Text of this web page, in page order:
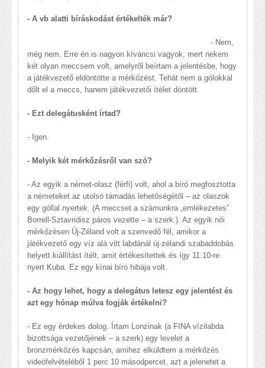
- A vb alatti bíráskodást értékelték már?
- Nem,
még nem. Erre én is nagyon kíváncsi vagyok, mert nekem
két olyan meccsem volt, amelyről beírtam a jelentésbe, hogy
a játékvezető eldöntötte a mérkőzést. Tehát nem a gólokkal
dőlt el a meccs, hanem játékvezetői ítélet döntött.
- Ezt delegátusként írtad?
- Igen.
- Melyik két mérkőzésről van szó?
- Az egyik a német-olasz (férfi) volt, ahol a bíró megfosztotta
a németeket az utolsó támadás lehetőségétől – az olaszok
egy góllal nyertek. (A meccset a számunkra „emlékezetes”
Borrell-Sztavridisz páros vezette – a szerk.). Az egyik női
mérkőzésen Új-Zéland volt a szenvedő fél, amikor a
játékvezető egy víz alá vitt labdánál új-zélandi szabaddobás
helyett kiállítást ítélt, amit értékesítettek és így 11:10-re
nyert Kuba. Ez egy kínai bíró hibája volt.
- Az hogy lehet, hogy a delegátus letesz egy jelentést és
azt egy hónap múlva fogják értékelni?
- Ez egy érdekes dolog. Írtam Lonzinak (a FINA vízilabda
bizottsága vezetőjének – a szerk) egy levelet a
bronzmérkőzés kapcsán, amihez elküldtem a mérkőzés
videófelvételéből 1 perc 10 másodpercet, azt a jelenetet a